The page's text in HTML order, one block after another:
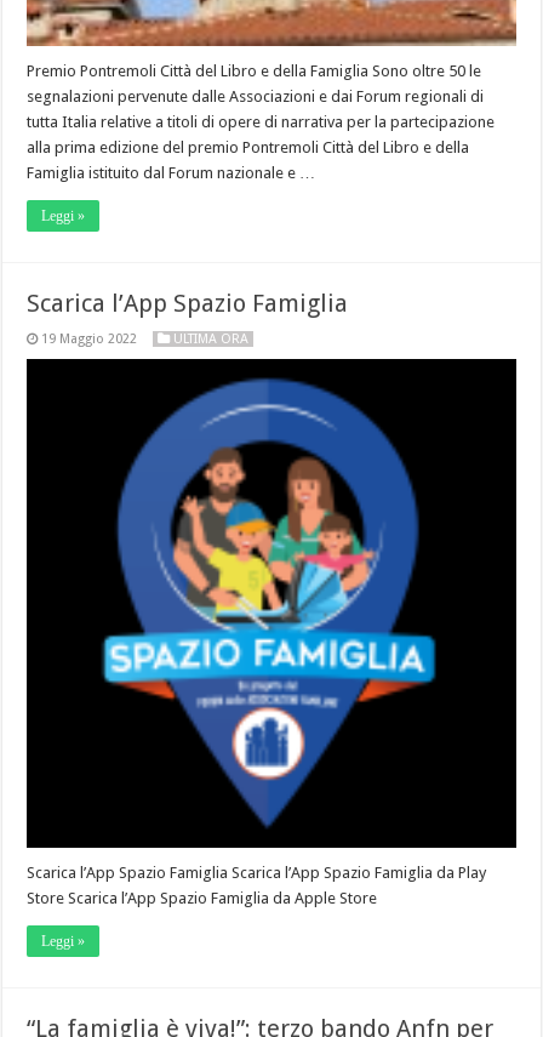
Premio Pontremoli Città del Libro e della Famiglia Sono oltre 50 le
segnalazioni pervenute dalle Associazioni e dai Forum regionali di
tutta Italia relative a titoli di opere di narrativa per la partecipazione
alla prima edizione del premio Pontremoli Città del Libro e della
Famiglia istituito dal Forum nazionale e …
Leggi »
Scarica l’App Spazio Famiglia
19 Maggio 2022 ULTIMA ORA
Scarica l’App Spazio Famiglia Scarica l’App Spazio Famiglia da Play
Store Scarica l’App Spazio Famiglia da Apple Store
Leggi »
“La famiglia è viva!”: terzo bando Anfn per